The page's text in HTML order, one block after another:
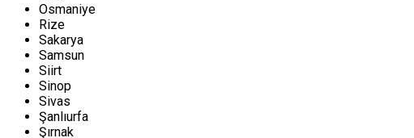
Osmaniye
Rize
Sakarya
Samsun
Siirt
Sinop
Sivas
Şanlıurfa
Şırnak